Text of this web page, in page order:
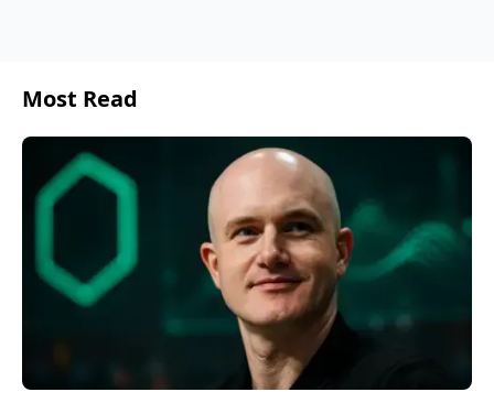
Most Read